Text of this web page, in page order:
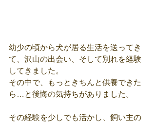
幼少の頃から犬が居る生活を送ってき
て、沢山の出会い、そして別れを経験
してきました。
その中で、もっときちんと供養できた
ら…と後悔の気持ちがありました。
その経験を少しでも活かし、飼い主の